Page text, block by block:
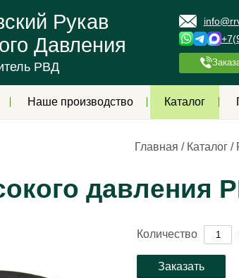
Рукав
Давления
РВД
Наше производство Каталог
Главная / Каталог /
давления
Количество